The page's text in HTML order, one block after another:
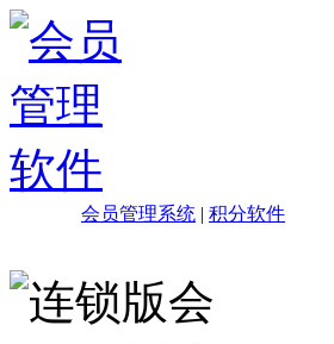
会员管理系统 | 积分软件